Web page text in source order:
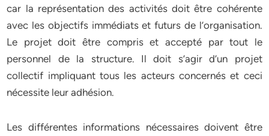
car la représentation des activités doit être cohérente
avec les objectifs immédiats et futurs de l’organisation.
Le projet doit être compris et accepté par tout le
personnel de la structure. Il doit s’agir d’un projet
collectif impliquant tous les acteurs concernés et ceci
nécessite leur adhésion.
Les différentes informations nécessaires doivent être